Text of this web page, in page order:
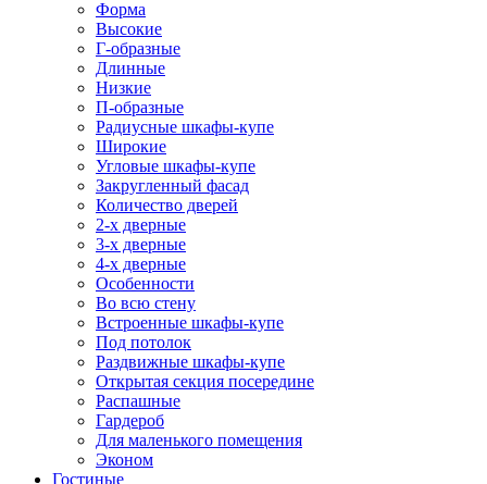
Форма
Высокие
Г-образные
Длинные
Низкие
П-образные
Радиусные шкафы-купе
Широкие
Угловые шкафы-купе
Закругленный фасад
Количество дверей
2-х дверные
3-х дверные
4-х дверные
Особенности
Во всю стену
Встроенные шкафы-купе
Под потолок
Раздвижные шкафы-купе
Открытая секция посередине
Распашные
Гардероб
Для маленького помещения
Эконом
Гостиные